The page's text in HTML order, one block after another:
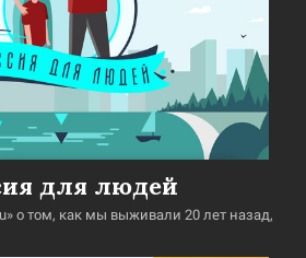
для людей
о том, как мы выживали 20 лет назад,